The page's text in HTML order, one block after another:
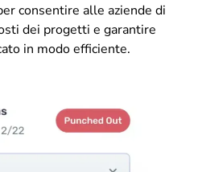
consentire alle aziende di
dei progetti e garantire
in modo efficiente.